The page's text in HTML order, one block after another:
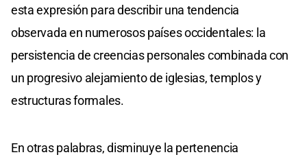
esta expresión para describir una tendencia
observada en numerosos países occidentales: la
persistencia de creencias personales combinada con
un progresivo alejamiento de iglesias, templos y
estructuras formales.
En otras palabras, disminuye la pertenencia